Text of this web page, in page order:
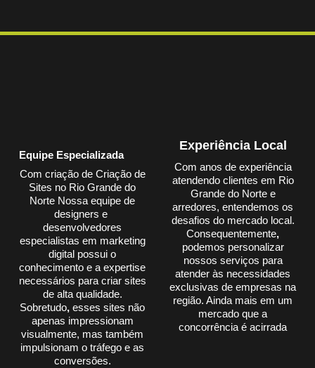
Equipe Especializada
Com criação de Criação de
Sites no Rio Grande do
Norte Nossa equipe de
designers e
desenvolvedores
especialistas em marketing
digital possui o
conhecimento e a expertise
necessários para criar sites
de alta qualidade.
Sobretudo, esses sites não
apenas impressionam
visualmente, mas também
impulsionam o tráfego e as
conversões.
Experiência Local
Com anos de experiência
atendendo clientes em Rio
Grande do Norte e
arredores, entendemos os
desafios do mercado local.
Consequentemente,
podemos personalizar
nossos serviços para
atender às necessidades
exclusivas de empresas na
região. Ainda mais em um
mercado que a
concorrência é acirrada